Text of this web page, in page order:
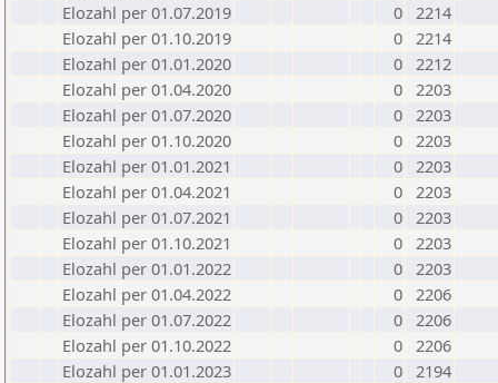
Elozahl per 01.07.2019
0 2214
Elozahl per 01.10.2019
0 2214
Elozahl per 01.01.2020
0 2212
Elozahl per 01.04.2020
0 2203
Elozahl per 01.07.2020
0 2203
Elozahl per 01.10.2020
0 2203
Elozahl per 01.01.2021
0 2203
Elozahl per 01.04.2021
0 2203
Elozahl per 01.07.2021
0 2203
Elozahl per 01.10.2021
0 2203
Elozahl per 01.01.2022
0 2203
Elozahl per 01.04.2022
0 2206
Elozahl per 01.07.2022
0 2206
Elozahl per 01.10.2022
0 2206
Elozahl per 01.01.2023
0 2194